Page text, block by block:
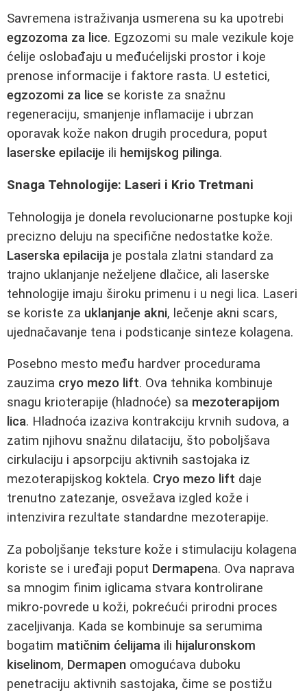
Savremena istraživanja usmerena su ka upotrebi
egzozoma za lice. Egzozomi su male vezikule koje
ćelije oslobađaju u međućelijski prostor i koje
prenose informacije i faktore rasta. U estetici,
egzozomi za lice se koriste za snažnu
regeneraciju, smanjenje inflamacije i ubrzan
oporavak kože nakon drugih procedura, poput
laserske epilacije ili hemijskog pilinga.
Snaga Tehnologije: Laseri i Krio Tretmani
Tehnologija je donela revolucionarne postupke koji
precizno deluju na specifične nedostatke kože.
Laserska epilacija je postala zlatni standard za
trajno uklanjanje neželjene dlačice, ali laserske
tehnologije imaju široku primenu i u negi lica. Laseri
se koriste za uklanjanje akni, lečenje akni scars,
ujednačavanje tena i podsticanje sinteze kolagena.
Posebno mesto među hardver procedurama
zauzima cryo mezo lift. Ova tehnika kombinuje
snagu krioterapije (hladnoće) sa mezoterapijom
lica. Hladnoća izaziva kontrakciju krvnih sudova, a
zatim njihovu snažnu dilataciju, što poboljšava
cirkulaciju i apsorpciju aktivnih sastojaka iz
mezoterapijskog koktela. Cryo mezo lift daje
trenutno zatezanje, osvežava izgled kože i
intenzivira rezultate standardne mezoterapije.
Za poboljšanje teksture kože i stimulaciju kolagena
koriste se i uređaji poput Dermapena. Ova naprava
sa mnogim finim iglicama stvara kontrolirane
mikro-povrede u koži, pokrećući prirodni proces
zaceljivanja. Kada se kombinuje sa serumima
bogatim matičnim ćelijama ili hijaluronskom
kiselinom, Dermapen omogućava duboku
penetraciju aktivnih sastojaka, čime se postižu